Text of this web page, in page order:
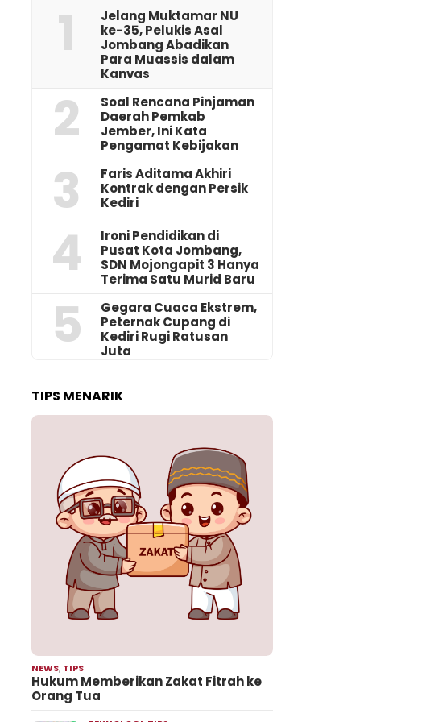
1
Jelang Muktamar NU
ke-35, Pelukis Asal
Jombang Abadikan
Para Muassis dalam
Kanvas
2
‎Soal Rencana Pinjaman
Daerah Pemkab
Jember, Ini Kata
Pengamat Kebijakan ‎
3
Faris Aditama Akhiri
Kontrak dengan Persik
Kediri
4
Ironi Pendidikan di
Pusat Kota Jombang,
SDN Mojongapit 3 Hanya
Terima Satu Murid Baru
5
‎Gegara Cuaca Ekstrem,
Peternak Cupang di
Kediri Rugi Ratusan
Juta
TIPS MENARIK
NEWS, TIPS
Hukum Memberikan Zakat Fitrah ke
Orang Tua